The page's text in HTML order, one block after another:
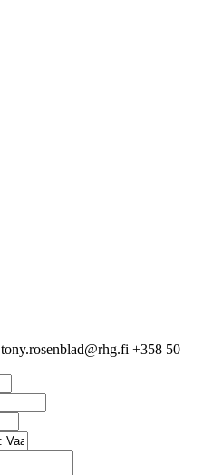
tony.rosenblad@rhg.fi +358 50